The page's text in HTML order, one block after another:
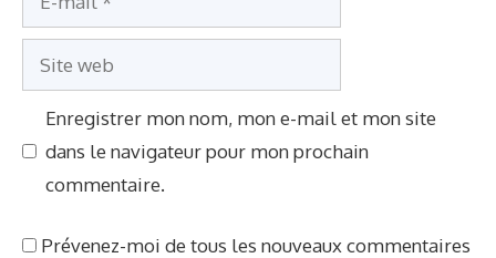
-
a
l
i
e
b
Enregistrer mon nom, mon e-mail et mon site
dans le navigateur pour mon prochain
commentaire.
Prévenez-moi de tous les nouveaux commentaires